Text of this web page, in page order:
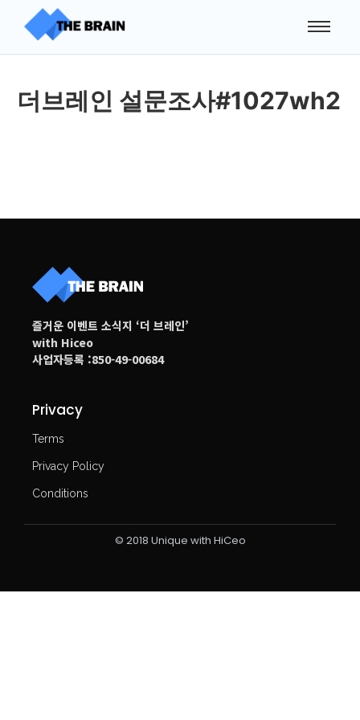
더브레인 설문조사#1027wh2
즐거운 이벤트 소식지 ‘더 브레인’
with Hiceo
사업자등록 :850-49-00684
Privacy
Terms
Privacy Policy
Conditions
© 2018 Unique with HiCeo